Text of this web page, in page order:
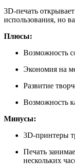
3D-печать
использования, но
Плюсы:
Возможность
Экономия на
Развитие
Возможность
Минусы:
3D-принтеры
Печать
нескольких